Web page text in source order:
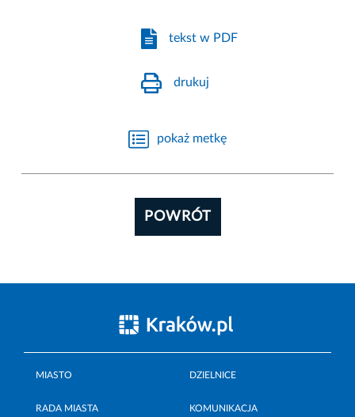
tekst w PDF
drukuj
pokaż metkę
POWRÓT
MIASTO DZIELNICE
RADA MIASTA KOMUNIKACJA